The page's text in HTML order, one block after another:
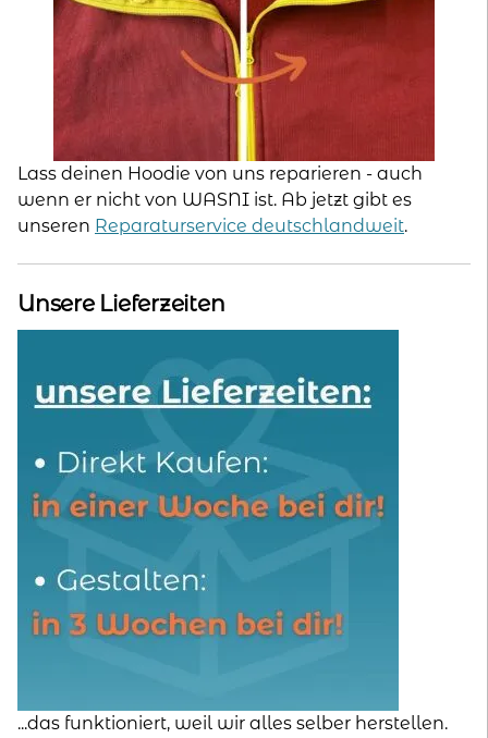
Lass deinen Hoodie von uns reparieren - auch
wenn er nicht von WASNI ist. Ab jetzt gibt es
unseren Reparaturservice deutschlandweit.
Unsere Lieferzeiten
...das funktioniert, weil wir alles selber herstellen.